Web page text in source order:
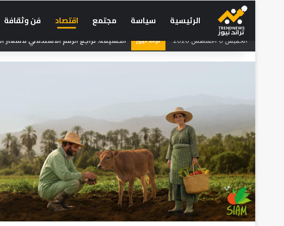
الرئيسية سياسة مجتمع اقتصاد فن وثقافة
الخميس 6 أغسطس 2026 تراند نيوز الحسيمة: تراجع الرقم الاستدلالي لأسعار